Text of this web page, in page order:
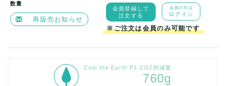
数量
再販売お知らせ
会員登録して
注文する
会員の方は
ログイン
※ご注文は会員のみ可能です
Cool the Earth PJ CO2削減量
760g